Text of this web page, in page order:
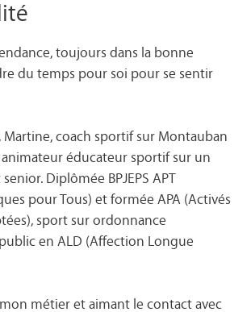
toujours dans la bonne
du temps pour soi pour se sentir
Martine, coach sportif sur Montauban
éducateur sportif sur un
Diplômée BPJEPS APT
pour Tous) et formée APA (Activés
sport sur ordonnance
en ALD (Affection Longue
métier et aimant le contact avec